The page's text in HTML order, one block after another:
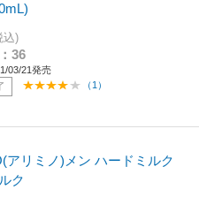
込)
36
03/21発売
（1）
アリミノ)メン ハードミルク
ク